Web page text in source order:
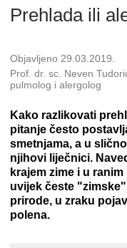
Prehlada ili
Objavljeno 29.03.2019.
Prof. dr. sc. Neven
pulmolog i alergolog
Kako razlikovati
pitanje često
smetnjama, a u
njihovi liječnici.
krajem zime i u
uvijek česte
prirode, u zraku
polena.